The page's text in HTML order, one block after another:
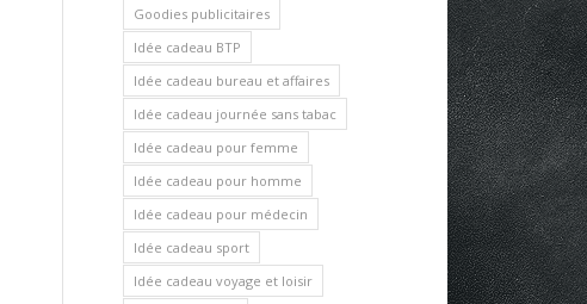
Goodies publicitaires
Idée cadeau BTP
Idée cadeau bureau et affaires
Idée cadeau journée sans tabac
Idée cadeau pour femme
Idée cadeau pour homme
Idée cadeau pour médecin
Idée cadeau sport
Idée cadeau voyage et loisir